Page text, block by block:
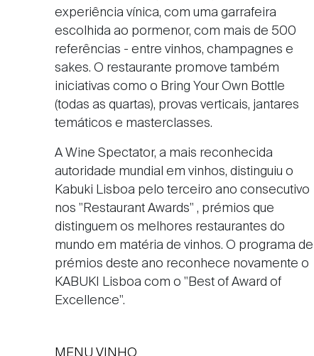
experiência vínica, com uma garrafeira
escolhida ao pormenor, com mais de 500
referências - entre vinhos, champagnes e
sakes. O restaurante promove também
iniciativas como o Bring Your Own Bottle
(todas as quartas), provas verticais, jantares
temáticos e masterclasses.
A Wine Spectator, a mais reconhecida
autoridade mundial em vinhos, distinguiu o
Kabuki Lisboa pelo terceiro ano consecutivo
nos "Restaurant Awards" , prémios que
distinguem os melhores restaurantes do
mundo em matéria de vinhos. O programa de
prémios deste ano reconhece novamente o
KABUKI Lisboa com o "Best of Award of
Excellence".